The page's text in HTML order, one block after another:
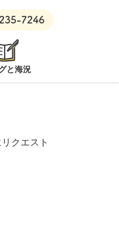
7246
と海況
クエスト